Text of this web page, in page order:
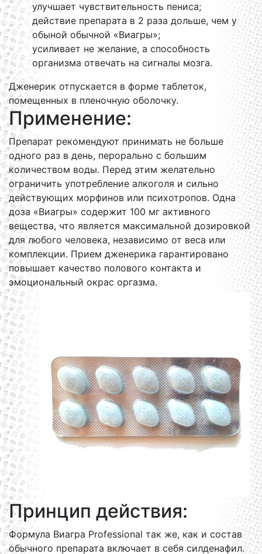
улучшает чувствительность пениса;
действие препарата в 2 раза дольше, чем у
обыной обычной «Виагры»;
усиливает не желание, а способность
организма отвечать на сигналы мозга.
Дженерик отпускается в форме таблеток,
помещенных в пленочную оболочку.
Применение:
Препарат рекомендуют принимать не больше
одного раз в день, перорально с большим
количеством воды. Перед этим желательно
ограничить употребление алкоголя и сильно
действующих морфинов или психотропов. Одна
доза «Виагры» содержит 100 мг активного
вещества, что является максимальной дозировкой
для любого человека, независимо от веса или
комплекции. Прием дженерика гарантировано
повышает качество полового контакта и
эмоциональный окрас оргазма.
Принцип действия:
Формула Виагра Professional так же, как и состав
обычного препарата включает в себя силденафил.